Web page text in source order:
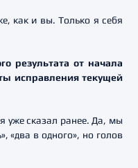
как и вы. Только я себя
результата от начала
исправления текущей
уже сказал ранее. Да, мы
«два в одного», но голов